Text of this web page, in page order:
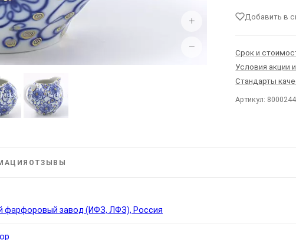
+
−
Добавить в
Срок и
Условия акции
Стандарты
Артикул:
ОТЗЫВЫ
фарфоровый завод (ИФЗ, ЛФЗ), Россия